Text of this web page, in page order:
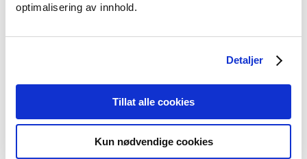
optimalisering av innhold.
Detaljer
Tillat alle cookies
Kun nødvendige cookies